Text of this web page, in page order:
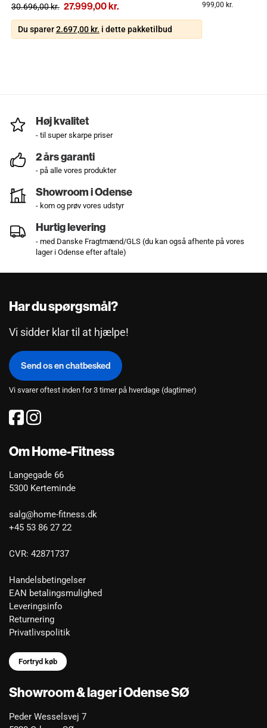
30.696,00kr. 27.999,00 kr.
Du sparer2.697,00 kr. i dette pakketilbud
999,00 kr.
Høj kvalitet
- til super skarpe priser
2 års garanti
- på alle vores produkter
Showroom i Odense
- kom og prøv vores udstyr
Hurtig levering
- med Danske Fragtmænd/GLS (du kan også afhente på vores
lager i Odense efter aftale)
Har du spørgsmål?
Vi sidder klar til at hjælpe!
Send os en chatbesked
Vi svarer oftest inden for 3 timer på hverdage (dagtimer)
Om Home-Fitness
Langegade 66
5300 Kerteminde
salg@home-fitness.dk
+45 53 86 27 22
CVR: 42871737
Handelsbetingelser
EAN betalingsmulighed
Leveringsinfo
Returnering
Privatlivspolitik
Fortryd køb
Showroom & lager i Odense SØ
Peder Wesselsvej 7